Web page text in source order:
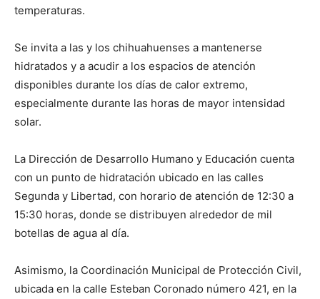
temperaturas.
Se invita a las y los chihuahuenses a mantenerse
hidratados y a acudir a los espacios de atención
disponibles durante los días de calor extremo,
especialmente durante las horas de mayor intensidad
solar.
La Dirección de Desarrollo Humano y Educación cuenta
con un punto de hidratación ubicado en las calles
Segunda y Libertad, con horario de atención de 12:30 a
15:30 horas, donde se distribuyen alrededor de mil
botellas de agua al día.
Asimismo, la Coordinación Municipal de Protección Civil,
ubicada en la calle Esteban Coronado número 421, en la